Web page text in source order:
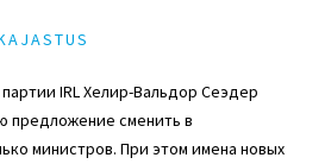
IRL Хелир-Вальдор Сеэдер
предложение сменить в
министров. При этом имена новых